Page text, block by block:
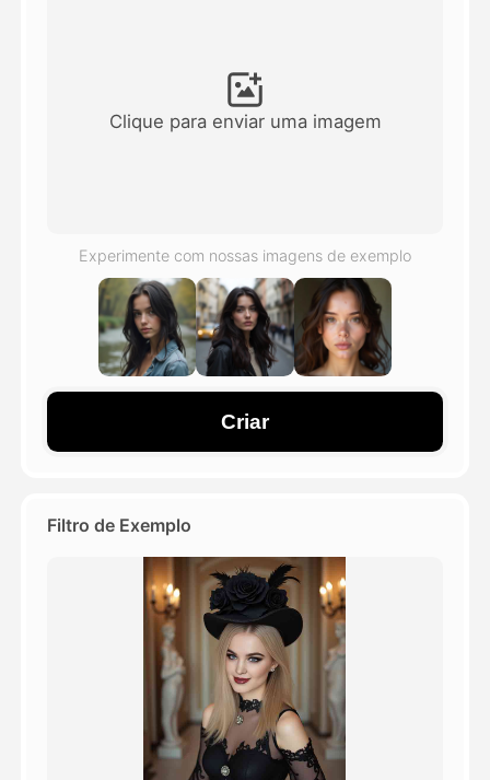
Ver todos os modelos
Blog
Clique para enviar uma imagem
Experimente com nossas imagens de exemplo
Criar
Filtro de Exemplo